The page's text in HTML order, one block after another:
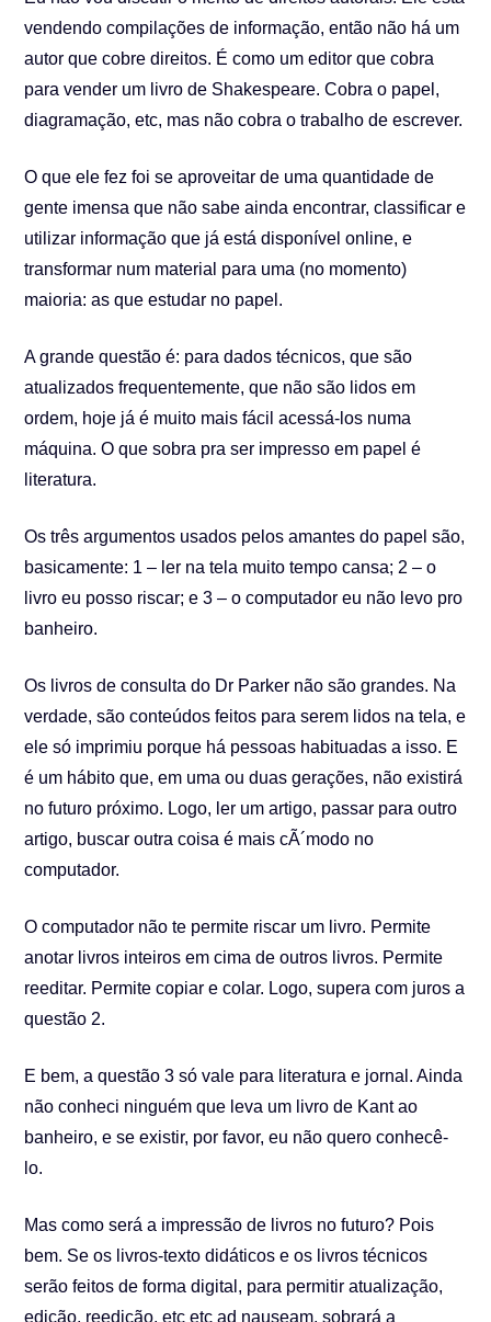
vendendo compilações de informação, então não há um
autor que cobre direitos. É como um editor que cobra
para vender um livro de Shakespeare. Cobra o papel,
diagramação, etc, mas não cobra o trabalho de escrever.
O que ele fez foi se aproveitar de uma quantidade de
gente imensa que não sabe ainda encontrar, classificar e
utilizar informação que já está disponível online, e
transformar num material para uma (no momento)
maioria: as que estudar no papel.
A grande questão é: para dados técnicos, que são
atualizados frequentemente, que não são lidos em
ordem, hoje já é muito mais fácil acessá-los numa
máquina. O que sobra pra ser impresso em papel é
literatura.
Os três argumentos usados pelos amantes do papel são,
basicamente: 1 – ler na tela muito tempo cansa; 2 – o
livro eu posso riscar; e 3 – o computador eu não levo pro
banheiro.
Os livros de consulta do Dr Parker não são grandes. Na
verdade, são conteúdos feitos para serem lidos na tela, e
ele só imprimiu porque há pessoas habituadas a isso. E
é um hábito que, em uma ou duas gerações, não existirá
no futuro próximo. Logo, ler um artigo, passar para outro
artigo, buscar outra coisa é mais cÃ´modo no
computador.
O computador não te permite riscar um livro. Permite
anotar livros inteiros em cima de outros livros. Permite
reeditar. Permite copiar e colar. Logo, supera com juros a
questão 2.
E bem, a questão 3 só vale para literatura e jornal. Ainda
não conheci ninguém que leva um livro de Kant ao
banheiro, e se existir, por favor, eu não quero conhecê-
lo.
Mas como será a impressão de livros no futuro? Pois
bem. Se os livros-texto didáticos e os livros técnicos
serão feitos de forma digital, para permitir atualização,
edição, reedição, etc etc ad nauseam, sobrará a